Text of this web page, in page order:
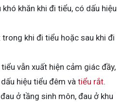
khăn khi đi tiểu, có dấu hiệu
khi đi tiểu hoặc sau khi đi
vẫn xuất hiện cảm giác đầy,
hiệu tiểu đêm và tiểu rắt.
ở tầng sinh môn, đau ở khu